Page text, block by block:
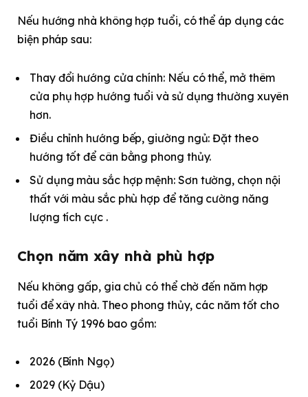
Nếu hướng nhà không hợp tuổi, có thể áp dụng các
biện pháp sau:​
Thay đổi hướng cửa chính: Nếu có thể, mở thêm
cửa phụ hợp hướng tuổi và sử dụng thường xuyên
hơn.​
Điều chỉnh hướng bếp, giường ngủ: Đặt theo
hướng tốt để cân bằng phong thủy.​
Sử dụng màu sắc hợp mệnh: Sơn tường, chọn nội
thất với màu sắc phù hợp để tăng cường năng
lượng tích cực .​
Chọn năm xây nhà phù hợp
Nếu không gấp, gia chủ có thể chờ đến năm hợp
tuổi để xây nhà. Theo phong thủy, các năm tốt cho
tuổi Bính Tý 1996 bao gồm:​
2026 (Bính Ngọ)​
2029 (Kỷ Dậu)​